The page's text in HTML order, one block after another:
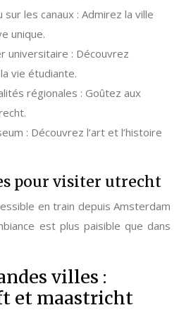
les canaux : Admirez la ville
unique.
universitaire : Découvrez
vie étudiante.
régionales : Goûtez aux
: Découvrez l’art et l’histoire
pour visiter utrecht
en train depuis Amsterdam
est plus paisible que dans
villes :
et maastricht